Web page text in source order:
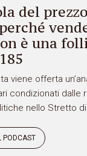
del
è una
viene offerta
condizionati dalle
nello Stretto
PODCAST